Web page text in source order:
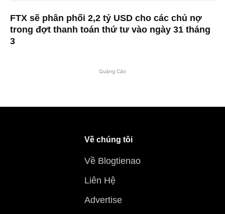
FTX sẽ phân phối 2,2 tỷ USD cho các chủ nợ
trong đợt thanh toán thứ tư vào ngày 31 tháng
3
Quảng Cáo
Về chúng tôi
Về Blogtienao
Liên Hệ
Advertise